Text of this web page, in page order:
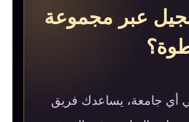
عبر مجموعة
أي جامعة، يساعدك فريق